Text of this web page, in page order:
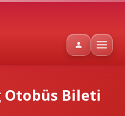
Otobüs Bileti